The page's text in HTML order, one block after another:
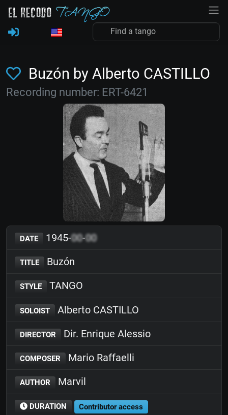
Buzón by Alberto CASTILLO
Recording number: ERT-6421
DATE 1945-00-00
TITLE Buzón
STYLE TANGO
SOLOIST Alberto CASTILLO
DIRECTOR Dir. Enrique Alessio
COMPOSER Mario Raffaelli
AUTHOR Marvil
DURATION Contributor access